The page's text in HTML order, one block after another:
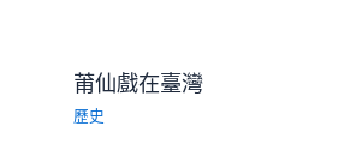
莆仙戲在臺灣
歷史